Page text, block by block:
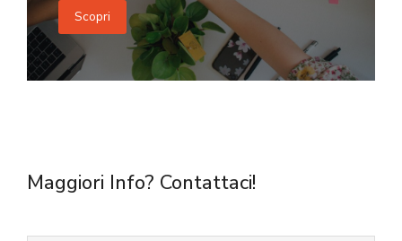
Scopri
Maggiori Info? Contattaci!